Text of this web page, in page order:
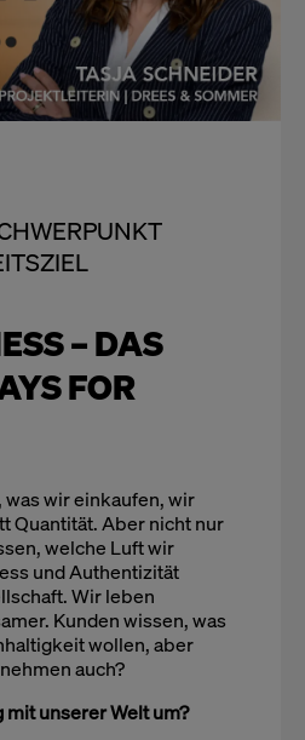
– DAS
FOR
wir einkaufen, wir
Quantität. Aber nicht nur
welche Luft wir
und Authentizität
Wir leben
Kunden wissen, was
wollen, aber
auch?
unserer Welt um?